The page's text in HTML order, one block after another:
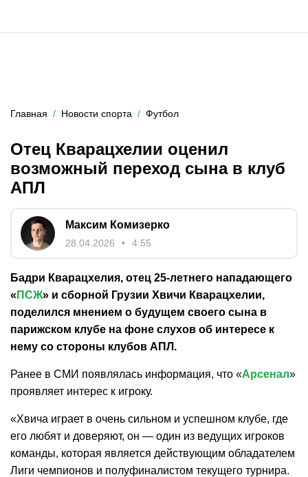
Главная Новости спорта Футбол
Отец Кварацхелии оценил
возможный переход сына в клуб
АПЛ
Максим Комизерко
28.04.2026 4:55
Бадри Кварацхелия, отец 25-летнего нападающего
« ПСЖ» и сборной Грузии Хвичи Кварацхелии,
поделился мнением о будущем своего сына в
парижском клубе на фоне слухов об интересе к
нему со стороны клубов АПЛ.
Ранее в СМИ появлялась информация, что «Арсенал»
проявляет интерес к игроку.
«Хвича играет в очень сильном и успешном клубе, где
его любят и доверяют, он — один из ведущих игроков
команды, которая является действующим обладателем
Лиги чемпионов и полуфиналистом текущего турнира.